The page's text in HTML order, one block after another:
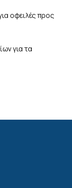
οφειλές προς
για τα